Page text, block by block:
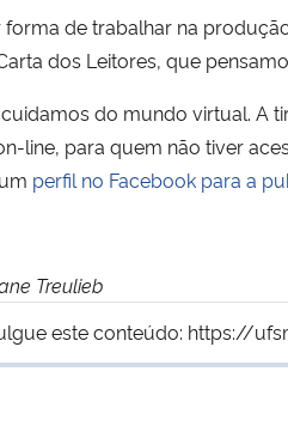
de trabalhar na
dos Leitores, que
do mundo virtual. A
line, para quem não tiver
perfil no Facebook para a
Treulieb
este conteúdo: https://